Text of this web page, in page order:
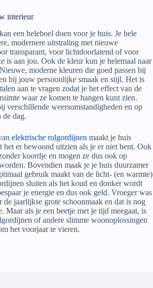
interieur
een heleboel doen voor je huis. Je hele
modernere uitstraling met nieuwe
transparant, voor lichtdoorlatend of voor
is aan jou. Ook de kleur kun je helemaal naar
moderne kleuren die goed passen bij
bij jouw persoonlijke smaak en stijl. Het is
aan te vragen zodat je het effect van de
waar ze komen te hangen kunt zien.
verschillende weersomstandigheden en op
de dag.
elektrische rolgordijnen maakt je huis
er bewoond uitzien als je er niet bent. Ook
koordje en mogen ze dus ook op
Bovendien maak je je huis duurzamer
gebruik maakt van de licht- (en warmte)
sluiten als het koud en donker wordt
je energie en dus ook geld. Vroeger was
jaarlijkse grote schoonmaak en dat is nog
Maar als je een beetje met je tijd meegaat, is
of andere slimme woonoplossingen
het voorjaar te vieren.